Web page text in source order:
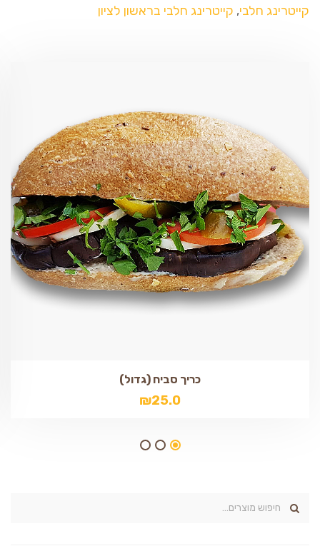
קייטרינג חלבי, קייטרינג חלבי בראשון לציון
כריך סביח (גדול)
₪25.0